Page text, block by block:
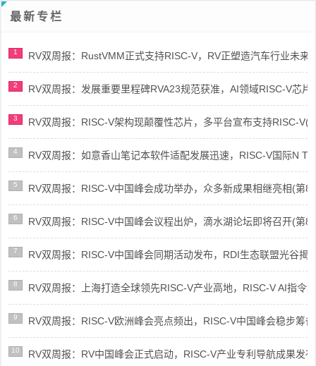
最新专栏
1 RV双周报：RustVMM正式支持RISC-V，RV正塑造汽车行业未来
2 RV双周报：发展重要里程碑RVA23规范获准，AI领域RISC-V芯
3 RV双周报：RISC-V架构现颠覆性芯片，多平台宣布支持RISC-V(
4 RV双周报：如意香山笔记本软件适配发展迅速，RISC-V国际N
5 RV双周报：RISC-V中国峰会成功举办，众多新成果相继亮相(第
6 RV双周报：RISC-V中国峰会议程出炉，滴水湖论坛即将召开(第
7 RV双周报：RISC-V中国峰会同期活动发布，RDI生态联盟光谷揭
8 RV双周报：上海打造全球领先RISC-V产业高地，RISC-V AI指令
9 RV双周报：RISC-V欧洲峰会亮点频出，RISC-V中国峰会稳步筹
10 RV双周报：RV中国峰会正式启动，RISC-V产业专利导航成果发